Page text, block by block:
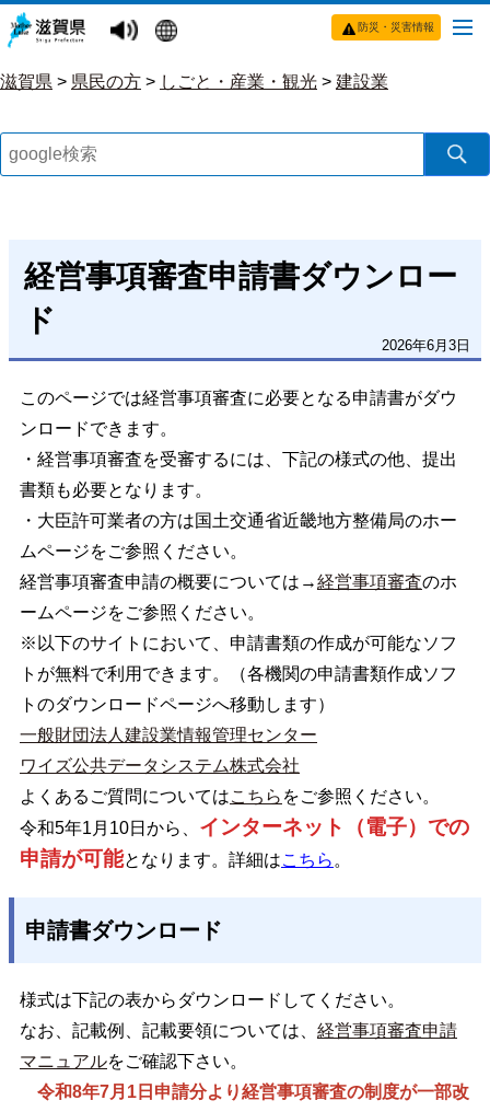
防災・災害情報
滋賀県 > 県民の方 > しごと・産業・観光 > 建設業
経営事項審査申請書ダウンロー
ド
2026年6月3日
このページでは経営事項審査に必要となる申請書がダウ
ンロードできます。
・経営事項審査を受審するには、下記の様式の他、提出
書類も必要となります。
・大臣許可業者の方は国土交通省近畿地方整備局のホー
ムページをご参照ください。
経営事項審査申請の概要については→経営事項審査のホ
ームページをご参照ください。
※以下のサイトにおいて、申請書類の作成が可能なソフ
トが無料で利用できます。（各機関の申請書類作成ソフ
トのダウンロードページへ移動します）
一般財団法人建設業情報管理センター
ワイズ公共データシステム株式会社
よくあるご質問についてはこちら をご参照ください。
令和5年1月10日から、 インターネット（電子）での
申請が可能となります。詳細はこちら 。
申請書ダウンロード
様式は下記の表からダウンロードしてください。
なお、記載例、記載要領については、 経営事項審査申請
マニュアルをご確認下さい。
令和8年7月1日申請分より経営事項審査の制度が一部改